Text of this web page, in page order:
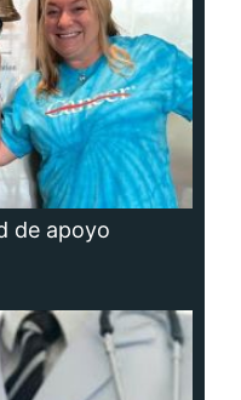
de apoyo